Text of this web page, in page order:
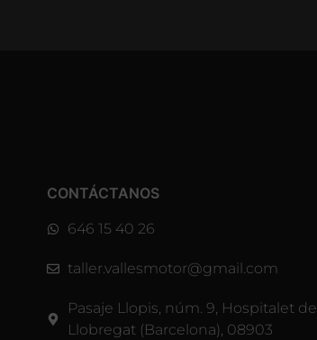
CONTÁCTANOS
646 15 40 26
taller.vallesmotor@gmail.com
Pasaje Llopis, núm. 9, Hospitalet de
Llobregat (Barcelona), 08903